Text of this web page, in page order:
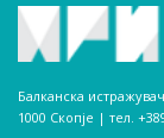
Балканска
1000 Скопје | тел.